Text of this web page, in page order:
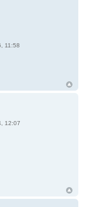
11:58
12:07